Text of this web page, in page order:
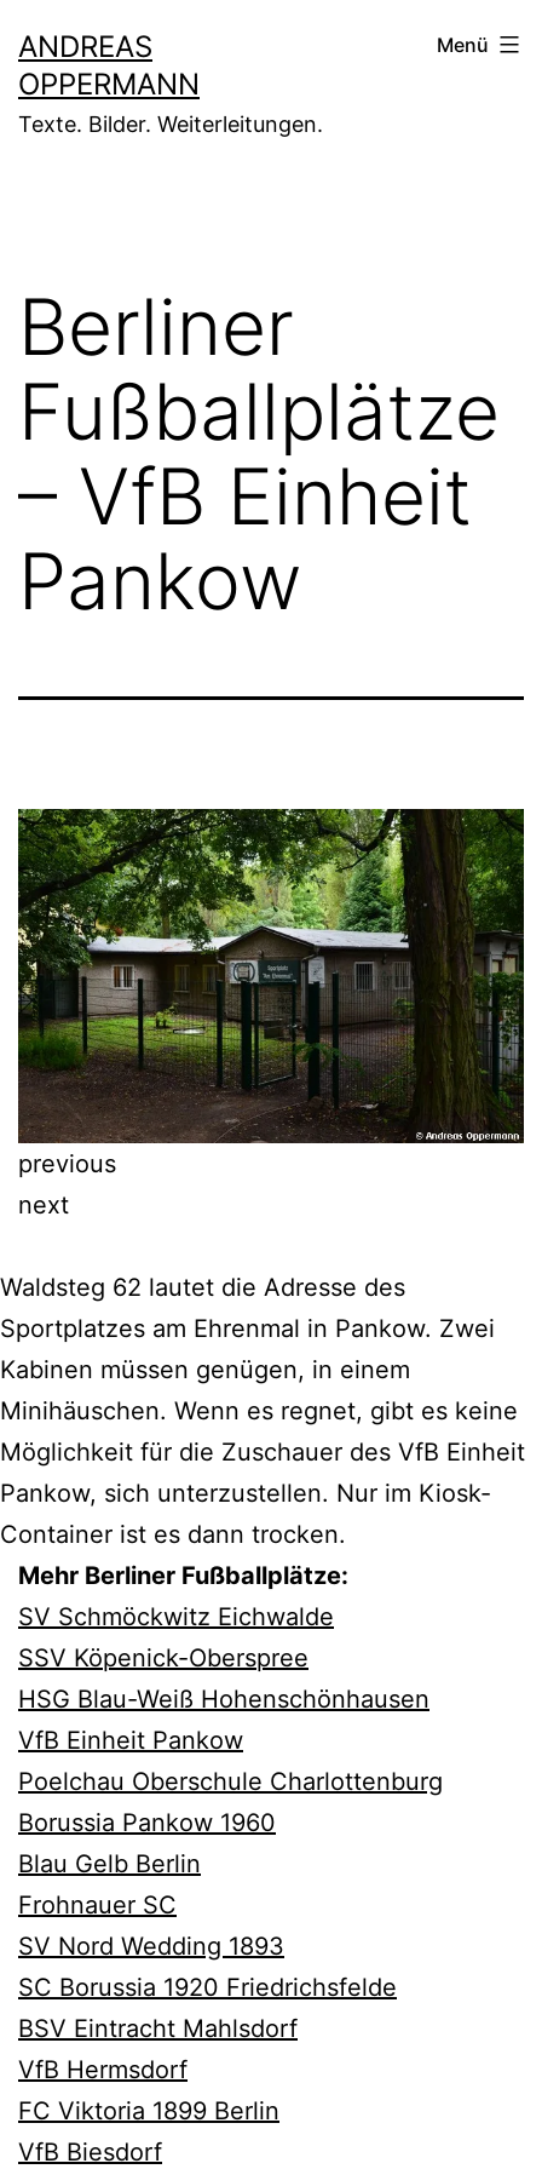
Inhalt
springen
ANDREAS
OPPERMANN
Texte. Bilder. Weiterleitungen.
Menü
Berliner
Fußballplätze
– VfB Einheit
Pankow
previous
next
Waldsteg 62 lautet die Adresse des
Sportplatzes am Ehrenmal in Pankow. Zwei
Kabinen müssen genügen, in einem
Minihäuschen. Wenn es regnet, gibt es keine
Möglichkeit für die Zuschauer des VfB Einheit
Pankow, sich unterzustellen. Nur im Kiosk-
Container ist es dann trocken.
Mehr Berliner Fußballplätze:
SV Schmöckwitz Eichwalde
SSV Köpenick-Oberspree
HSG Blau-Weiß Hohenschönhausen
VfB Einheit Pankow
Poelchau Oberschule Charlottenburg
Borussia Pankow 1960
Blau Gelb Berlin
Frohnauer SC
SV Nord Wedding 1893
SC Borussia 1920 Friedrichsfelde
BSV Eintracht Mahlsdorf
VfB Hermsdorf
FC Viktoria 1899 Berlin
VfB Biesdorf